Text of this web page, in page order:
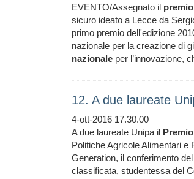
EVENTO/Assegnato il premio
sicuro ideato a Lecce da
primo premio dell'edizione
nazionale per la creazione di
nazionale per l’innovazione,
12. A due laureate
4-ott-2016 17.30.00
A due laureate Unipa il Premio
Politiche Agricole Alimentari
Generation, il conferimento del
classificata, studentessa del